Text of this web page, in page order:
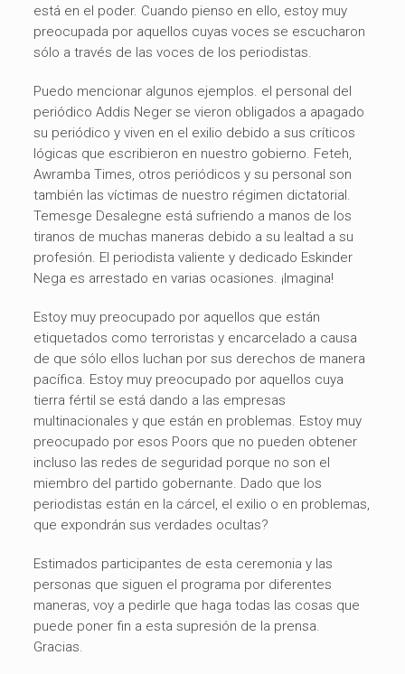
está en el poder. Cuando pienso en ello, estoy muy
preocupada por aquellos cuyas voces se escucharon
sólo a través de las voces de los periodistas.
Puedo mencionar algunos ejemplos. el personal del
periódico Addis Neger se vieron obligados a apagado
su periódico y viven en el exilio debido a sus críticos
lógicas que escribieron en nuestro gobierno. Feteh,
Awramba Times, otros periódicos y su personal son
también las víctimas de nuestro régimen dictatorial.
Temesge Desalegne está sufriendo a manos de los
tiranos de muchas maneras debido a su lealtad a su
profesión. El periodista valiente y dedicado Eskinder
Nega es arrestado en varias ocasiones. ¡Imagina!
Estoy muy preocupado por aquellos que están
etiquetados como terroristas y encarcelado a causa
de que sólo ellos luchan por sus derechos de manera
pacífica. Estoy muy preocupado por aquellos cuya
tierra fértil se está dando a las empresas
multinacionales y que están en problemas. Estoy muy
preocupado por esos Poors que no pueden obtener
incluso las redes de seguridad porque no son el
miembro del partido gobernante. Dado que los
periodistas están en la cárcel, el exilio o en problemas,
que expondrán sus verdades ocultas?
Estimados participantes de esta ceremonia y las
personas que siguen el programa por diferentes
maneras, voy a pedirle que haga todas las cosas que
puede poner fin a esta supresión de la prensa.
Gracias.